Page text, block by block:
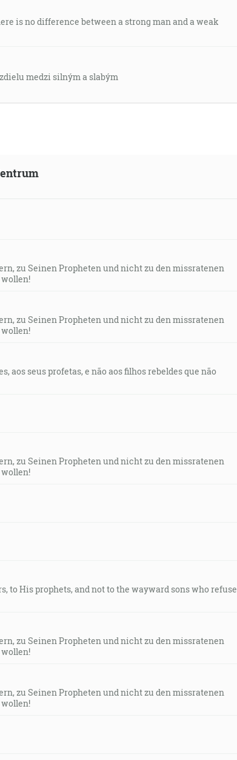
is no difference between a strong man and a weak
medzi silným a slabým
zu Seinen Propheten und nicht zu den missratenen
zu Seinen Propheten und nicht zu den missratenen
aos seus profetas, e não aos filhos rebeldes que não
zu Seinen Propheten und nicht zu den missratenen
to His prophets, and not to the wayward sons who refuse
zu Seinen Propheten und nicht zu den missratenen
zu Seinen Propheten und nicht zu den missratenen